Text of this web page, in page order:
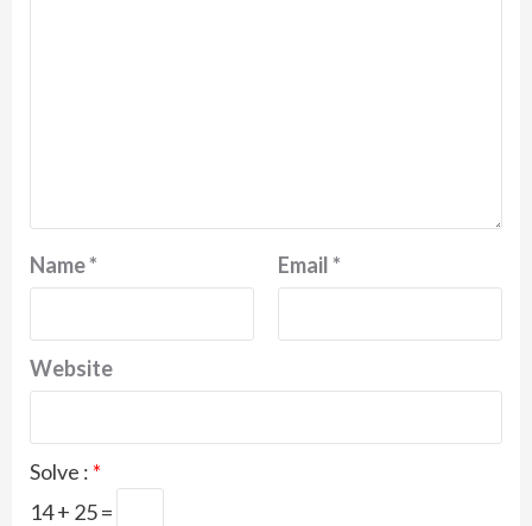
Name* Email*
Website
Solve : *
14 + 25 =